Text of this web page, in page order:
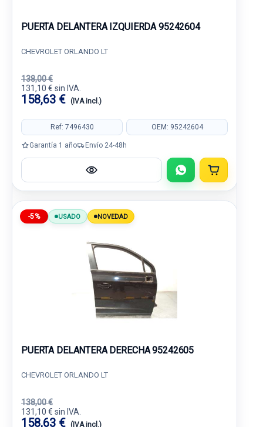
PUERTA DELANTERA IZQUIERDA 95242604
CHEVROLET ORLANDO LT
138,00 €
131,10 € sin IVA.
158,63 € (IVA incl.)
Ref: 7496430 OEM: 95242604
Garantía 1 año Envío 24-48h
-5% USADO NOVEDAD
PUERTA DELANTERA DERECHA 95242605
CHEVROLET ORLANDO LT
138,00 €
131,10 € sin IVA.
158,63 € (IVA incl.)